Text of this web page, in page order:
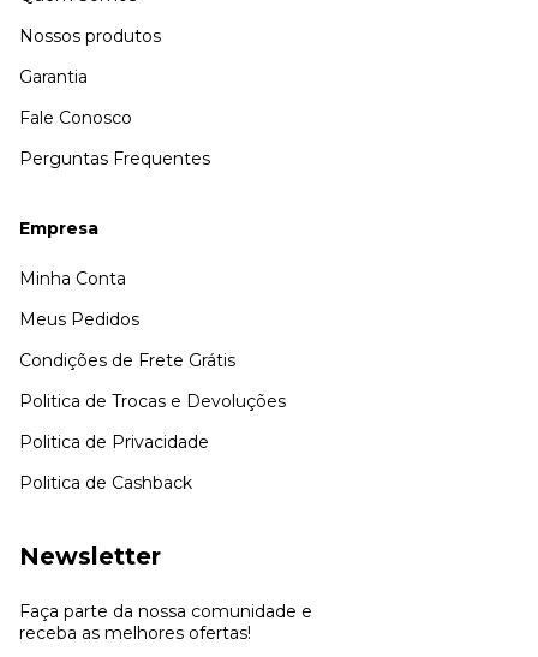
Nossos produtos
Garantia
Fale Conosco
Perguntas Frequentes
Empresa
Minha Conta
Meus Pedidos
Condições de Frete Grátis
Politica de Trocas e Devoluções
Politica de Privacidade
Politica de Cashback
Newsletter
Faça parte da nossa comunidade e
receba as melhores ofertas!